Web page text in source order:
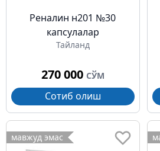
Реналин н201 №30
капсулалар
Тайланд
270 000 СЎМ
Сотиб олиш
мавжуд эмас